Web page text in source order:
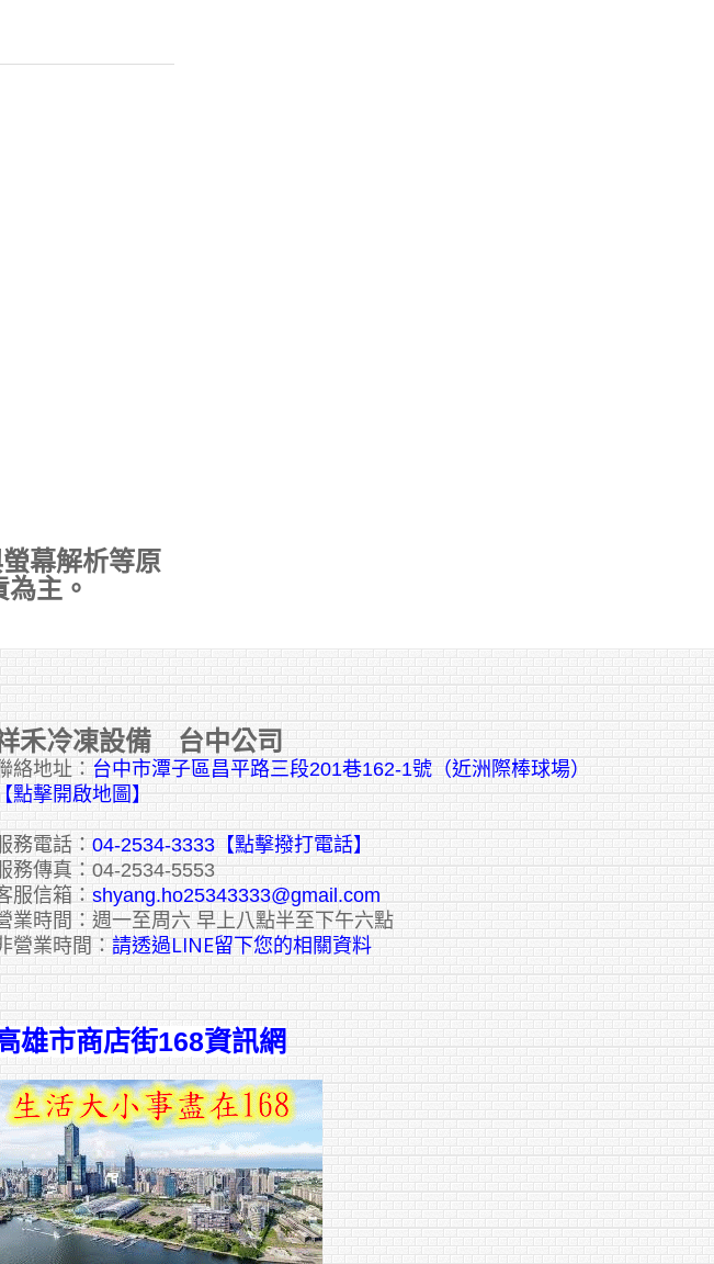
幕解析等原
主。
禾冷凍設備 台中公司
絡地址： 台中市潭子區昌平路三段201巷162-1號（近洲際棒球場）
【點擊開啟地圖】
務電話： 04-2534-3333 【點擊撥打電話】
務傳真：04-2534-5553
服信箱： shyang.ho25343333@gmail.com
業時間：週一至周六 早上八點半至下午六點
營業時間： 請透過LINE留下您的相關資料
雄市商店街168資訊網